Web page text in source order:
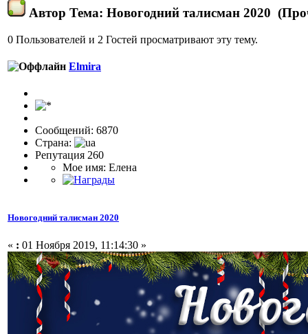
Автор Тема: Новогодний талисман 2020
0 Пользователей и 2 Гостей просматривают эту тему.
Elmira
Сообщений: 6870
Страна:
Репутация 260
Мое имя: Елена
Новогодний талисман 2020
« : 01 Ноября 2019, 11:14:30 »